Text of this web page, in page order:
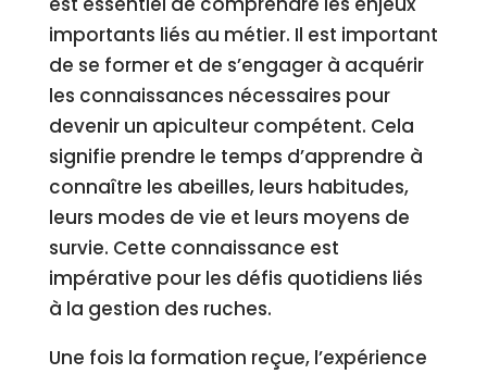
importants liés au métier. Il est important
de se former et de s’engager à acquérir
les connaissances nécessaires pour
devenir un apiculteur compétent. Cela
signifie prendre le temps d’apprendre à
connaître les abeilles, leurs habitudes,
leurs modes de vie et leurs moyens de
survie. Cette connaissance est
impérative pour les défis quotidiens liés
à la gestion des ruches.
Une fois la formation reçue, l’expérience